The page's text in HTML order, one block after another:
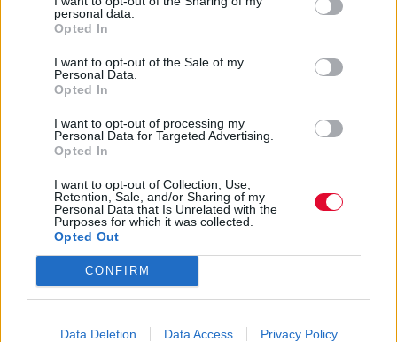
personal data.
Opted In
I want to opt-out of the Sale of my
Personal Data.
Opted In
I want to opt-out of processing my
Personal Data for Targeted Advertising.
Opted In
I want to opt-out of Collection, Use,
Retention, Sale, and/or Sharing of my
Personal Data that Is Unrelated with the
Purposes for which it was collected.
Opted Out
CONFIRM
Data Deletion Data Access Privacy Policy
μια υπόθεση του 1968 που ίσως βοηθήσει να βρουν
το Τέρας της Φλωρεντίας.
23/10/2025
Κανείς Δεν το Θέλει: Σεζόν 2
Nobody Wants This: Season 2
Το θυελλώδες ειδύλλιο της Τζοάν και του Νόα
συναντά εμπόδια όταν έρχονται αντιμέτωποι με
οικογενειακά δράματα, επαγγελματικές δυσκολίες
και ένα πολύ μεγάλο ερώτημα.
29/10/2025
Οι Κυρίαρχοι του Παιχνιδιού
Rulers of Fortune
Ένας νεαρός φιλοδοξεί να ανέβει στην ιεραρχία του
υπόκοσμου του τζόγου στο Ρίο, αγνοώντας το